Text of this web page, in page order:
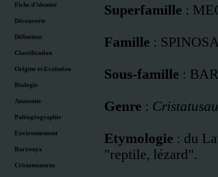
Fiche d'identité
Découverte
Définition
Classification
Origine et Evolution
Biologie
Anatomie
Paléogéographie
Environnement
Baryonyx
Cristatusaurus
Superfamille :
Famille :
Sous-famille :
Genre :
Etymologie : du
"reptile, lézard".